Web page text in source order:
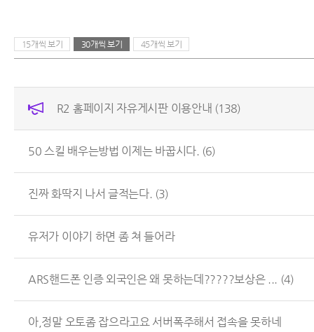
15개씩 보기 30개씩 보기 45개씩 보기
R2 홈페이지 자유게시판 이용안내 (138)
50 스킬 배우는방법 이제는 바꿉시다. (6)
진짜 화딱지 나서 글적는다. (3)
유저가 이야기 하면 좀 쳐 들어라
ARS핸드폰 인증 외국인은 왜 못하는데?????보상은 ... (4)
아,정말 오토좀 잡으라고요 서버폭주해서 접속을 못하네